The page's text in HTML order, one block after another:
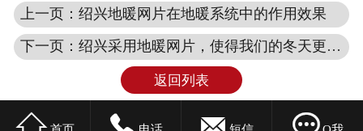
上一页：绍兴地暖网片在地暖系统中的作用效果
下一页：绍兴采用地暖网片，使得我们的冬天更环保安全
返回列表
   